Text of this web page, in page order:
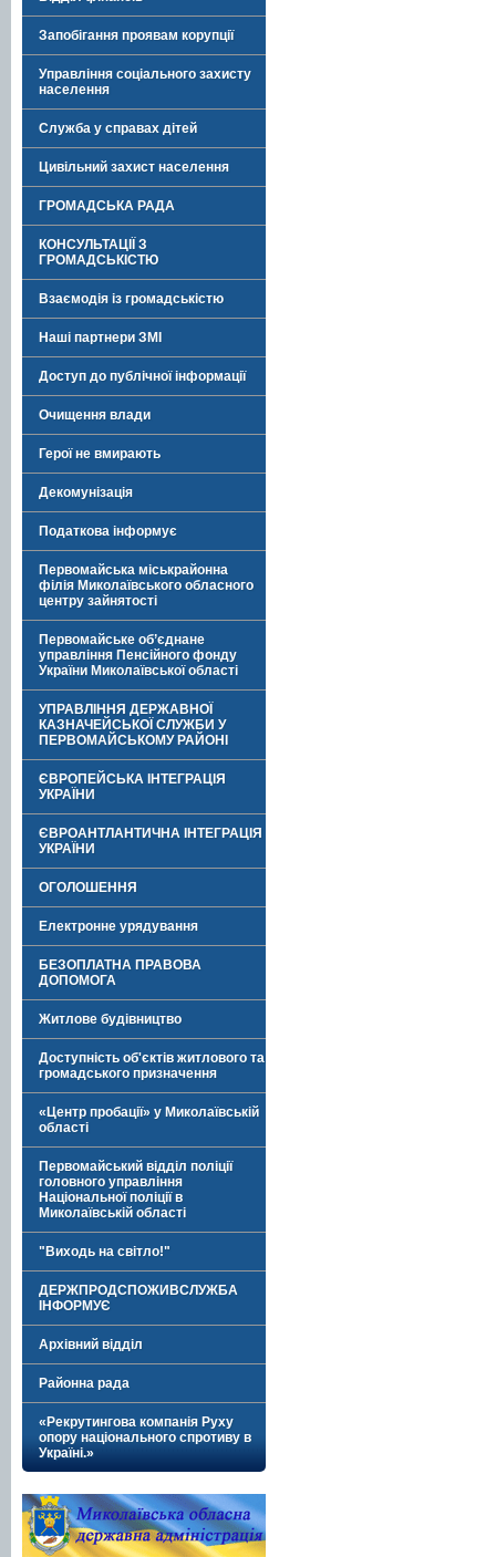
Запобігання проявам корупції
Управління соціального захисту
населення
Служба у справах дітей
Цивільний захист населення
ГРОМАДСЬКА РАДА
КОНСУЛЬТАЦІЇ З
ГРОМАДСЬКІСТЮ
Взаємодія із громадськістю
Наші партнери ЗМІ
Доступ до публічної інформації
Очищення влади
Герої не вмирають
Декомунізація
Податкова інформує
Первомайська міськрайонна
філія Миколаївського обласного
центру зайнятості
Первомайське об’єднане
управління Пенсійного фонду
України Миколаївської області
УПРАВЛІННЯ ДЕРЖАВНОЇ
КАЗНАЧЕЙСЬКОЇ СЛУЖБИ У
ПЕРВОМАЙСЬКОМУ РАЙОНІ
ЄВРОПЕЙСЬКА ІНТЕГРАЦІЯ
УКРАЇНИ
ЄВРОАНТЛАНТИЧНА ІНТЕГРАЦІЯ
УКРАЇНИ
ОГОЛОШЕННЯ
Електронне урядування
БЕЗОПЛАТНА ПРАВОВА
ДОПОМОГА
Житлове будівництво
Доступність об'єктів житлового та
громадського призначення
«Центр пробації» у Миколаївській
області
Первомайський відділ поліції
головного управління
Національної поліції в
Миколаївській області
"Виходь на світло!"
ДЕРЖПРОДСПОЖИВСЛУЖБА
ІНФОРМУЄ
Архівний відділ
Районна рада
«Рекрутингова компанія Руху
опору національного спротиву в
Україні.»